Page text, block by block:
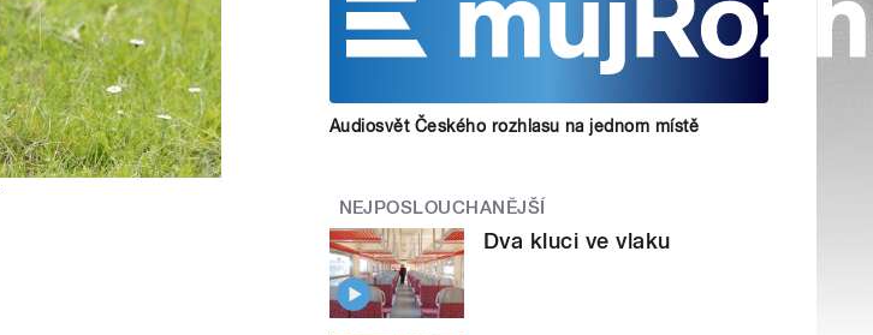
Audiosvět Českého rozhlasu na jednom místě
NEJPOSLOUCHANĚJŠÍ
Dva kluci ve vlaku